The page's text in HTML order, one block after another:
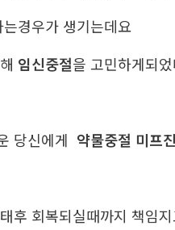
경우가 생기는데요
임신중절을 고민하게되
당신에게 약물중절 미프진
후 회복되실때까지 책임